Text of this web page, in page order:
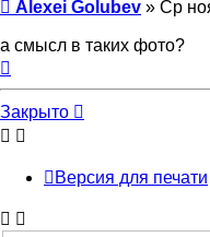
Alexei Golubev » Ср
а смысл в таких фото?
Закрыто
Версия для печати